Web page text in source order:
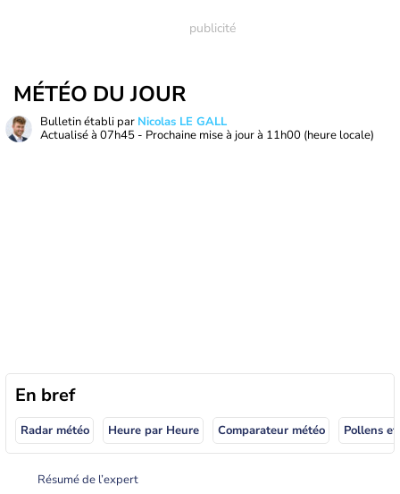
MÉTÉO DU JOUR
Bulletin établi par Nicolas LE GALL
Actualisé à 07h45 - Prochaine mise à jour à 11h00 (heure locale)
En bref
Radar météo Heure par Heure Comparateur météo Pollens
Résumé de l’expert